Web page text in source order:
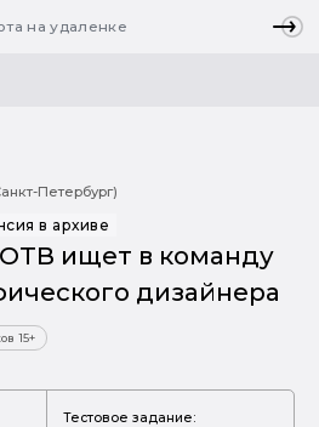
на удаленке
Петербург)
в архиве
ищет в команду
дизайнера
15+
Тестовое задание: